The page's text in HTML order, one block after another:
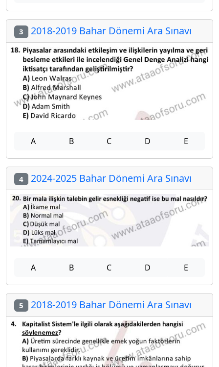
3 2018-2019 Bahar Dönemi Ara Sınavı
A B C D E
4 2024-2025 Bahar Dönemi Ara Sınavı
A B C D E
5 2018-2019 Bahar Dönemi Ara Sınavı